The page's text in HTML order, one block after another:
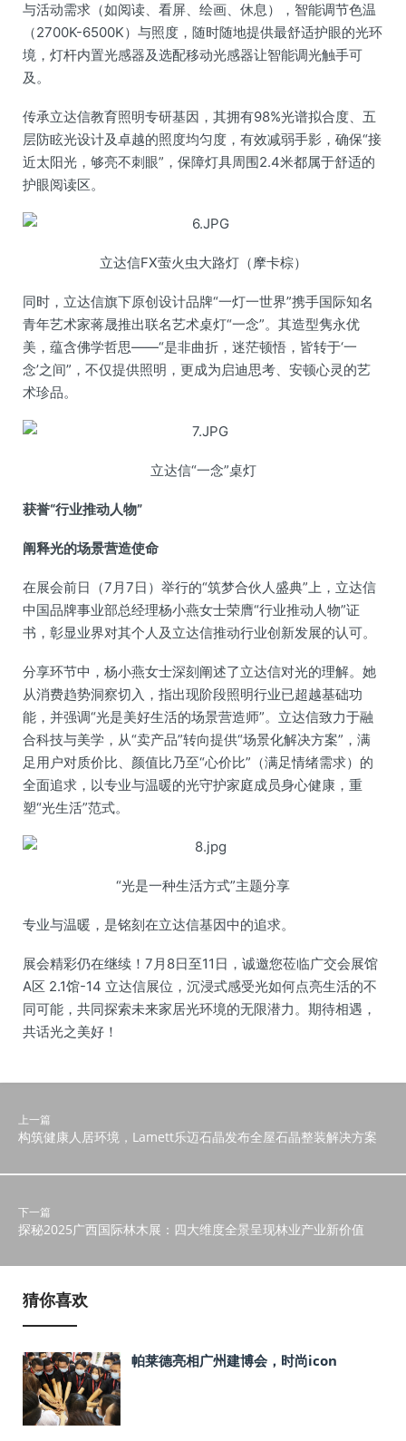
与活动需求（如阅读、看屏、绘画、休息），智能调节色温
（2700K-6500K）与照度，随时随地提供最舒适护眼的光环
境，灯杆内置光感器及选配移动光感器让智能调光触手可
及。
传承立达信教育照明专研基因，其拥有98%光谱拟合度、五
层防眩光设计及卓越的照度均匀度，有效减弱手影，确保“接
近太阳光，够亮不刺眼”，保障灯具周围2.4米都属于舒适的
护眼阅读区。
立达信FX萤火虫大路灯（摩卡棕）
同时，立达信旗下原创设计品牌“一灯一世界”携手国际知名
青年艺术家蒋晟推出联名艺术桌灯“一念”。其造型隽永优
美，蕴含佛学哲思——“是非曲折，迷茫顿悟，皆转于‘一
念’之间”，不仅提供照明，更成为启迪思考、安顿心灵的艺
术珍品。
立达信“一念”桌灯
获誉“行业推动人物”
阐释光的场景营造使命
在展会前日（7月7日）举行的“筑梦合伙人盛典”上，立达信
中国品牌事业部总经理杨小燕女士荣膺“行业推动人物”证
书，彰显业界对其个人及立达信推动行业创新发展的认可。
分享环节中，杨小燕女士深刻阐述了立达信对光的理解。她
从消费趋势洞察切入，指出现阶段照明行业已超越基础功
能，并强调“光是美好生活的场景营造师”。立达信致力于融
合科技与美学，从“卖产品”转向提供“场景化解决方案”，满
足用户对质价比、颜值比乃至“心价比”（满足情绪需求）的
全面追求，以专业与温暖的光守护家庭成员身心健康，重
塑“光生活”范式。
“光是一种生活方式”主题分享
专业与温暖，是铭刻在立达信基因中的追求。
展会精彩仍在继续！7月8日至11日，诚邀您莅临广交会展馆
A区 2.1馆-14 立达信展位，沉浸式感受光如何点亮生活的不
同可能，共同探索未来家居光环境的无限潜力。期待相遇，
共话光之美好！
上一篇
构筑健康人居环境，Lamett乐迈石晶发布全屋石晶整装解决方案
下一篇
探秘2025广西国际林木展：四大维度全景呈现林业产业新价值
猜你喜欢
帕莱德亮相广州建博会，时尚icon